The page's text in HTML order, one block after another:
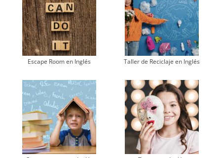
Escape Room en Inglés Taller de Reciclaje en Inglés